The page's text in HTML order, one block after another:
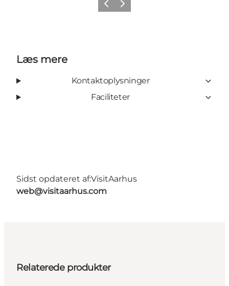
ForrigeNæste
Læs mere
Kontaktoplysninger
Faciliteter
Sidst opdateret af:VisitAarhus
web@visitaarhus.com
Relaterede produkter